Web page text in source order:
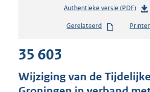
Authentieke versie (PDF)b
s
d
s
Gerelateerd
35 603
Wijziging van de